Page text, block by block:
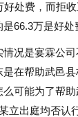
处费，而拒收
66.3万是好处
况是宴霖公
在帮助武邑
可能为了帮
立出庭均否认